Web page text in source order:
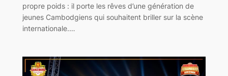
propre poids : il porte les rêves d’une génération de
jeunes Cambodgiens qui souhaitent briller sur la scène
internationale.…